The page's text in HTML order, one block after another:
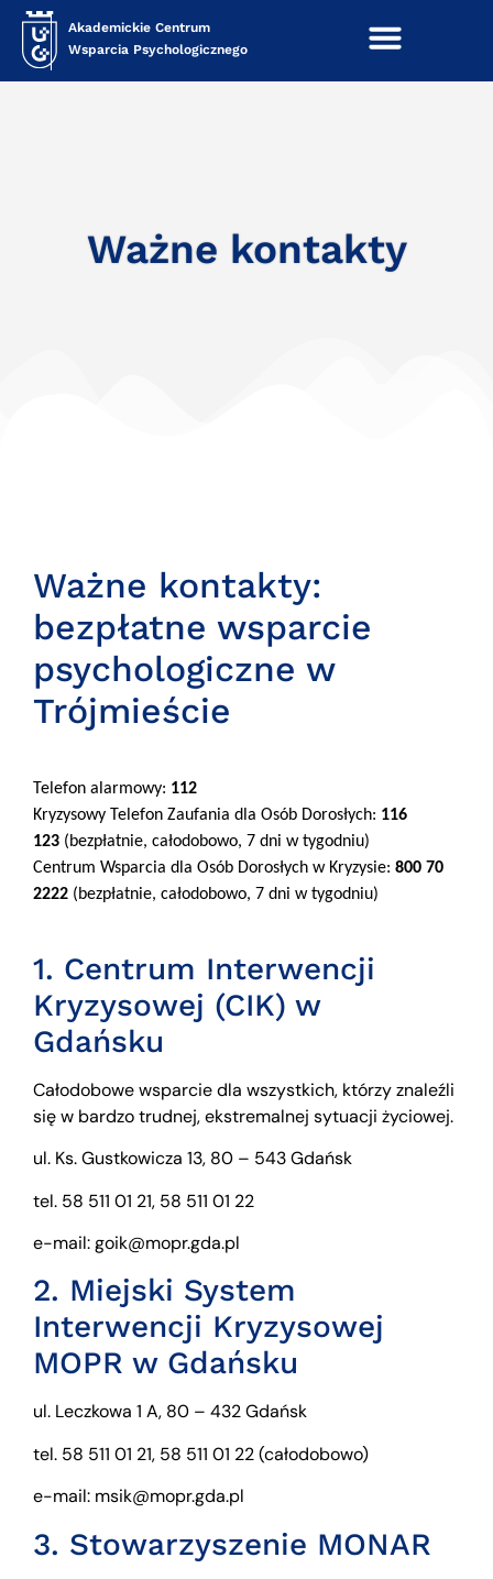
Akademickie Centrum
Wsparcia Psychologicznego
Ważne kontakty
Ważne kontakty:
bezpłatne wsparcie
psychologiczne w
Trójmieście
Telefon alarmowy: 112
Kryzysowy Telefon Zaufania dla Osób Dorosłych: 116
123 (bezpłatnie, całodobowo, 7 dni w tygodniu)
Centrum Wsparcia dla Osób Dorosłych w Kryzysie: 800 70
2222 (bezpłatnie, całodobowo, 7 dni w tygodniu)
1. Centrum Interwencji
Kryzysowej (CIK) w
Gdańsku
Całodobowe wsparcie dla wszystkich, którzy znaleźli
się w bardzo trudnej, ekstremalnej sytuacji życiowej.
ul. Ks. Gustkowicza 13, 80 – 543 Gdańsk
tel. 58 511 01 21, 58 511 01 22
e-mail: goik@mopr.gda.pl
2. Miejski System
Interwencji Kryzysowej
MOPR w Gdańsku
ul. Leczkowa 1 A, 80 – 432 Gdańsk
tel. 58 511 01 21, 58 511 01 22 (całodobowo)
e-mail: msik@mopr.gda.pl
3. Stowarzyszenie MONAR